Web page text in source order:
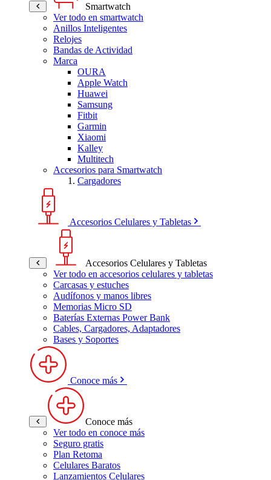
Smartwatch
Ver todo en smartwatch
Anillos Inteligentes
Relojes
Bandas de Actividad
Marca
OURA
Apple Watch
Huawei
Samsung
Fitbit
Garmin
Xiaomi
Kalley
Multitech
Accesorios para Smartwatch
Cargadores
Accesorios Celulares y Tabletas
Accesorios Celulares y Tabletas
Ver todo en accesorios celulares y tabletas
Carcasas y estuches
Audífonos y manos libres
Memorias Micro SD
Baterías Externas Power Bank
Cables, Cargadores, Adaptadores
Bases y Soportes
Conoce más
Conoce más
Ver todo en conoce más
Seguro gratis
Plan Retoma
Celulares Baratos
Lanzamientos Celulares